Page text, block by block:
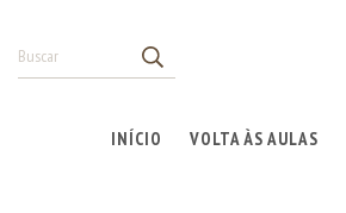
INÍCIO VOLTA ÀS AULAS